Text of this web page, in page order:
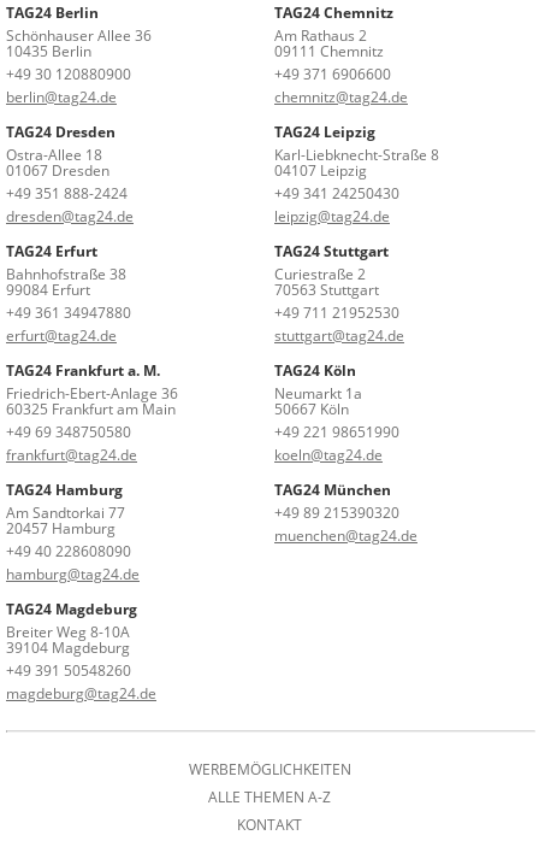
TAG24 Berlin
Schönhauser Allee 36
10435 Berlin
+49 30 120880900
berlin@tag24.de
TAG24 Chemnitz
Am Rathaus 2
09111 Chemnitz
+49 371 6906600
chemnitz@tag24.de
TAG24 Dresden
Ostra-Allee 18
01067 Dresden
+49 351 888-2424
dresden@tag24.de
TAG24 Leipzig
Karl-Liebknecht-Straße 8
04107 Leipzig
+49 341 24250430
leipzig@tag24.de
TAG24 Erfurt
Bahnhofstraße 38
99084 Erfurt
+49 361 34947880
erfurt@tag24.de
TAG24 Stuttgart
Curiestraße 2
70563 Stuttgart
+49 711 21952530
stuttgart@tag24.de
TAG24 Frankfurt a. M.
Friedrich-Ebert-Anlage 36
60325 Frankfurt am Main
+49 69 348750580
frankfurt@tag24.de
TAG24 Köln
Neumarkt 1a
50667 Köln
+49 221 98651990
koeln@tag24.de
TAG24 Hamburg
Am Sandtorkai 77
20457 Hamburg
+49 40 228608090
hamburg@tag24.de
TAG24 München
+49 89 215390320
muenchen@tag24.de
TAG24 Magdeburg
Breiter Weg 8-10A
39104 Magdeburg
+49 391 50548260
magdeburg@tag24.de
WERBEMÖGLICHKEITEN
ALLE THEMEN A-Z
KONTAKT